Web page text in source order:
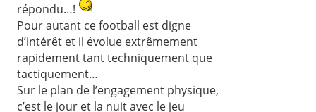
répondu…!
Pour autant ce football est digne
d’intérêt et il évolue extrêmement
rapidement tant techniquement que
tactiquement…
Sur le plan de l’engagement physique,
c’est le jour et la nuit avec le jeu